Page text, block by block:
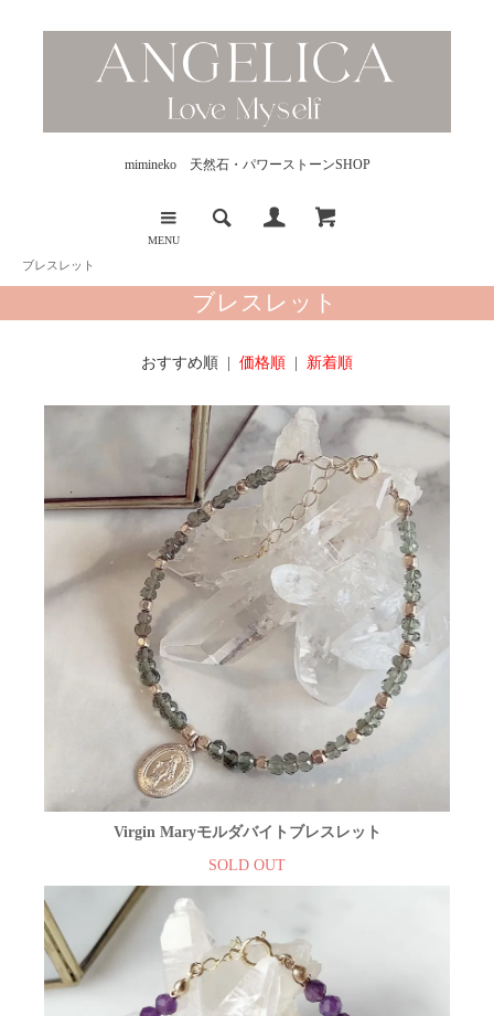
mimineko 天然石・パワーストーンSHOP
MENU
ブレスレット
ブレスレット
おすすめ順 | 価格順 新着順
Virgin Maryモルダバイトブレスレット
SOLD OUT